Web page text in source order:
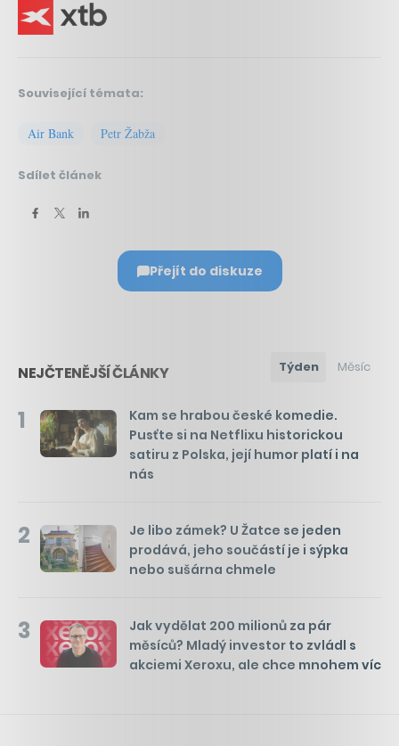
Související témata:
Air Bank Petr Žabža
Sdílet článek
Přejít do diskuze
NEJČTENĚJŠÍ ČLÁNKY Týden Měsíc
1
Kam se hrabou české komedie.
Pusťte si na Netflixu historickou
satiru z Polska, její humor platí i na
nás
2
Je libo zámek? U Žatce se jeden
prodává, jeho součástí je i sýpka
nebo sušárna chmele
3
Jak vydělat 200 milionů za pár
měsíců? Mladý investor to zvládl s
akciemi Xeroxu, ale chce mnohem víc